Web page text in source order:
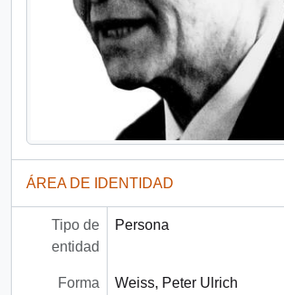
ÁREA DE IDENTIDAD
Tipo de
entidad
Persona
Forma
Weiss, Peter Ulrich